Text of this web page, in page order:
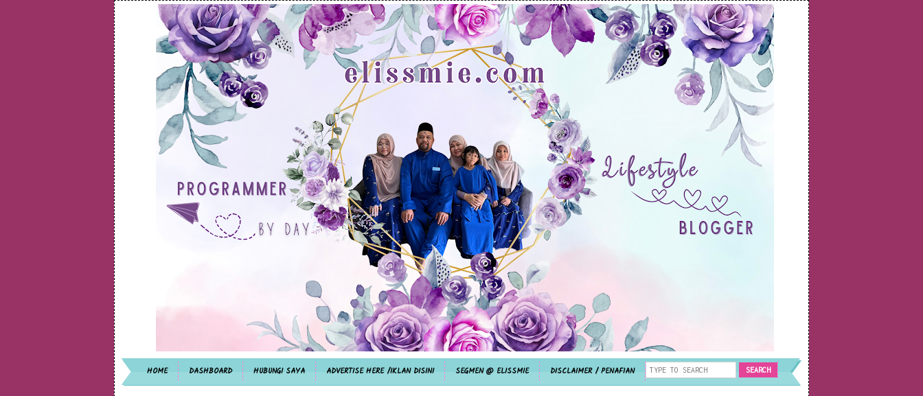
HOME DASHBOARD HUBUNGI SAYA ADVERTISE HERE /IKLAN DISINI SEGMEN @ ELISSMIE DISCLAIMER / PENAFIAN